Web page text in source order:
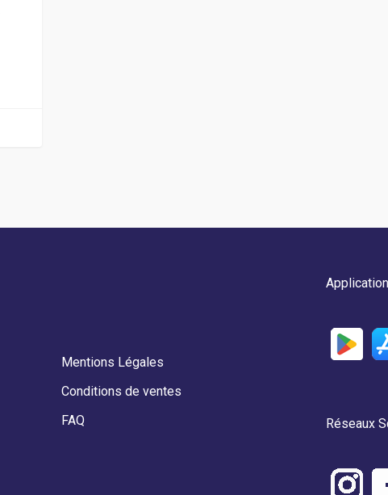
Mentions Légales
Conditions de ventes
FAQ
Application
Réseaux